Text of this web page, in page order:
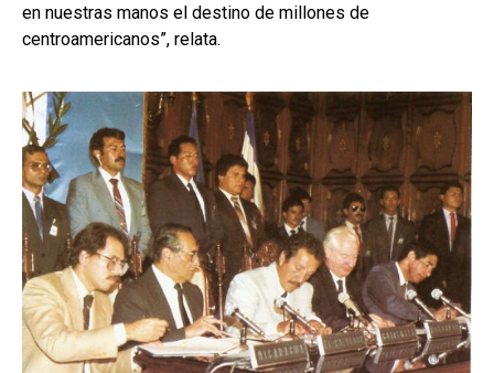
en nuestras manos el destino de millones de
centroamericanos”, relata.